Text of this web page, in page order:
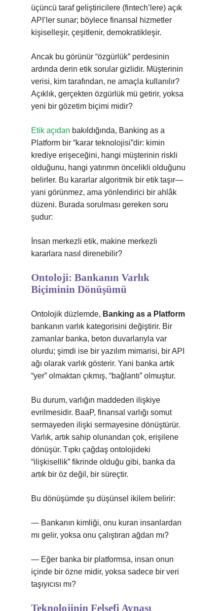
üçüncü taraf geliştiricilere (fintech’lere) açık
API’ler sunar; böylece finansal hizmetler
kişiselleşir, çeşitlenir, demokratikleşir.
Ancak bu görünür “özgürlük” perdesinin
ardında derin etik sorular gizlidir. Müşterinin
verisi, kim tarafından, ne amaçla kullanılır?
Açıklık, gerçekten özgürlük mü getirir, yoksa
yeni bir gözetim biçimi midir?
Etik açıdan bakıldığında, Banking as a
Platform bir “karar teknolojisi”dir: kimin
krediye erişeceğini, hangi müşterinin riskli
olduğunu, hangi yatırımın öncelikli olduğunu
belirler. Bu kararlar algoritmik bir etik taşır—
yani görünmez, ama yönlendirici bir ahlâk
düzeni. Burada sorulması gereken soru
şudur:
İnsan merkezli etik, makine merkezli
kararlara nasıl direnebilir?
Ontoloji: Bankanın Varlık
Biçiminin Dönüşümü
Ontolojik düzlemde, Banking as a Platform
bankanın varlık kategorisini değiştirir. Bir
zamanlar banka, beton duvarlarıyla var
olurdu; şimdi ise bir yazılım mimarisi, bir API
ağı olarak varlık gösterir. Yani banka artık
“yer” olmaktan çıkmış, “bağlantı” olmuştur.
Bu durum, varlığın maddeden ilişkiye
evrilmesidir. BaaP, finansal varlığı somut
sermayeden ilişki sermayesine dönüştürür.
Varlık, artık sahip olunandan çok, erişilene
dönüşür. Tıpkı çağdaş ontolojideki
“ilişkisellik” fikrinde olduğu gibi, banka da
artık bir öz değil, bir süreçtir.
Bu dönüşümde şu düşünsel ikilem belirir:
— Bankanın kimliği, onu kuran insanlardan
mı gelir, yoksa onu çalıştıran ağdan mı?
— Eğer banka bir platformsa, insan onun
içinde bir özne midir, yoksa sadece bir veri
taşıyıcısı mı?
Teknolojinin Felsefi Aynası